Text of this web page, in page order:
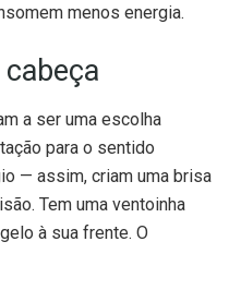
menos energia.
a ser uma escolha
para o sentido
— assim, criam uma brisa
Tem uma ventoinha
à sua frente. O